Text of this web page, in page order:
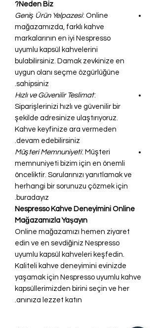
Neden Biz?
Geniş Ürün Yelpazesi: Online
mağazamızda, farklı kahve
markalarının en iyi Nespresso
uyumlu kapsül kahvelerini
bulabilirsiniz. Damak zevkinize en
uygun olanı seçme özgürlüğüne
sahipsiniz.
Hızlı ve Güvenilir Teslimat:
Siparişlerinizi hızlı ve güvenilir bir
şekilde adresinize ulaştırıyoruz.
Kahve keyfinize ara vermeden
devam edebilirsiniz.
Müşteri Memnuniyeti: Müşteri
memnuniyeti bizim için en önemli
önceliktir. Sorularınızı yanıtlamak ve
herhangi bir sorunuzu çözmek için
buradayız.
Nespresso Kahve Deneyimini Online
Mağazamızla Yaşayın
Online mağazamızı hemen ziyaret
edin ve en sevdiğiniz Nespresso
uyumlu kapsül kahveleri keşfedin.
Kaliteli kahve deneyimini evinizde
yaşamak için Nespresso uyumlu kahve
kapsüllerimizden birini seçin ve her
anınıza lezzet katın.